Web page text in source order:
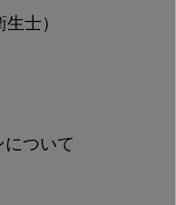
生士）
ついて